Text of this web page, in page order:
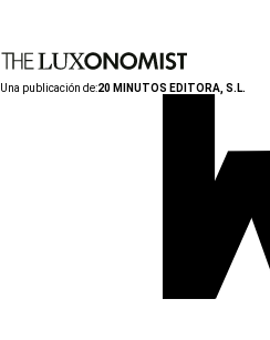
Una publicación de:20 MINUTOS EDITORA, S.L.